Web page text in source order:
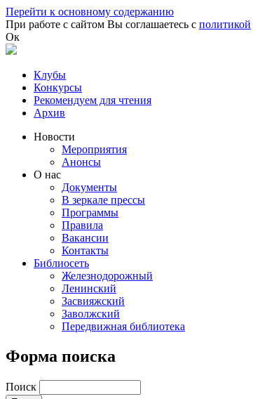
Перейти к основному содержанию
При работе с сайтом Вы соглашаетесь с политикой
Ок
Клубы
Конкурсы
Рекомендуем для чтения
Архив
Новости
Мероприятия
Анонсы
О нас
Документы
В зеркале прессы
Программы
Правила
Вакансии
Контакты
Библиосеть
Железнодорожный
Ленинский
Засвияжский
Заволжский
Передвижная библиотека
Форма поиска
Поиск